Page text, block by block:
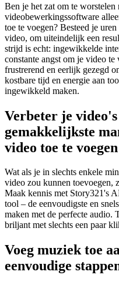
Ben je het zat om te worstelen
videobewerkingssoftware
toe te voegen? Besteed je
video, om uiteindelijk een
strijd is echt: ingewikkelde
constante angst om je video
frustrerend en eerlijk gezegd
kostbare tijd en energie aan
ingewikkeld maken.
Verbeter je
gemakkelijkste
video toe te voegen
Wat als je in slechts enkele
video zou kunnen toevoegen,
Maak kennis met Story321's
tool – de eenvoudigste en
maken met de perfecte audio.
briljant met slechts een paar
Voeg muziek toe
eenvoudige